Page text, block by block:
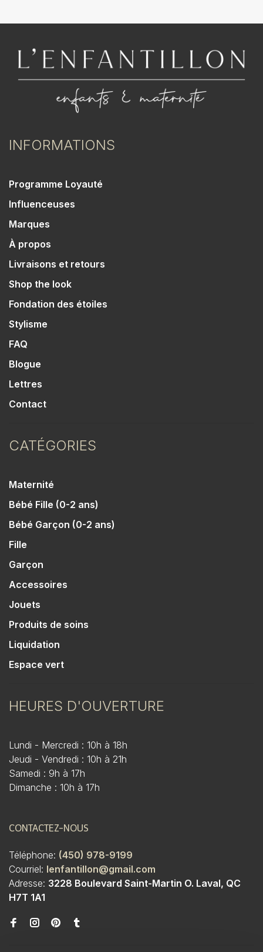
INFORMATIONS
Programme Loyauté
Influenceuses
Marques
À propos
Livraisons et retours
Shop the look
Fondation des étoiles
Stylisme
FAQ
Blogue
Lettres
Contact
CATÉGORIES
Maternité
Bébé Fille (0-2 ans)
Bébé Garçon (0-2 ans)
Fille
Garçon
Accessoires
Jouets
Produits de soins
Liquidation
Espace vert
HEURES D'OUVERTURE
Lundi - Mercredi : 10h à 18h
Jeudi - Vendredi : 10h à 21h
Samedi : 9h à 17h
Dimanche : 10h à 17h
CONTACTEZ-NOUS
Téléphone: (450) 978-9199
Courriel: lenfantillon@gmail.com
Adresse: 3228 Boulevard Saint-Martin O. Laval, QC
H7T 1A1